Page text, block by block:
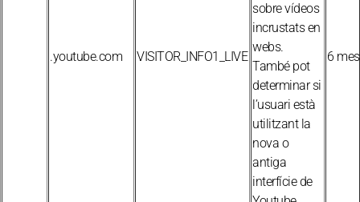
.youtube.com VISITOR_INFO1_LIVE
sobre vídeos
incrustats en
webs.
També pot
determinar si
l’usuari està
utilitzant la
nova o
antiga
interfície de
6